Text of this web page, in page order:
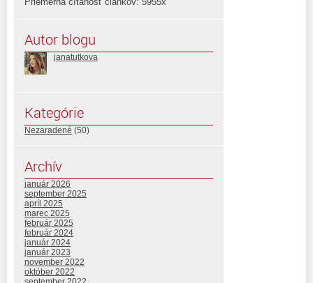
Autor blogu
janatutkova
Kategórie
Nezaradené (50)
Archív
január 2026
september 2025
apríl 2025
marec 2025
február 2025
február 2024
január 2024
január 2023
november 2022
október 2022